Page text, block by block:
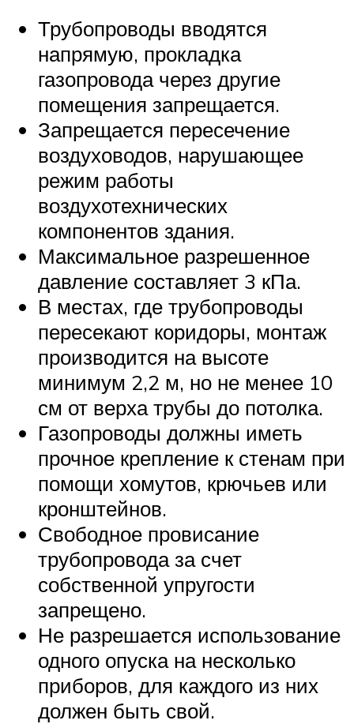
Трубопроводы вводятся
напрямую, прокладка
газопровода через другие
помещения запрещается.
Запрещается пересечение
воздуховодов, нарушающее
режим работы
воздухотехнических
компонентов здания.
Максимальное разрешенное
давление составляет 3 кПа.
В местах, где трубопроводы
пересекают коридоры, монтаж
производится на высоте
минимум 2,2 м, но не менее 10
см от верха трубы до потолка.
Газопроводы должны иметь
прочное крепление к стенам при
помощи хомутов, крючьев или
кронштейнов.
Свободное провисание
трубопровода за счет
собственной упругости
запрещено.
Не разрешается использование
одного опуска на несколько
приборов, для каждого из них
должен быть свой.